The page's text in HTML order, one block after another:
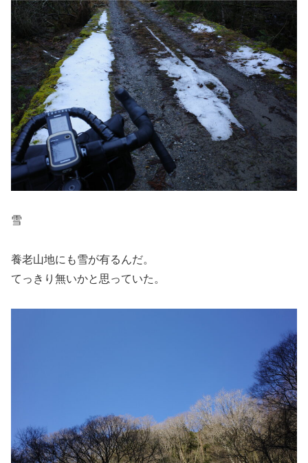
雪
養老山地にも雪が有るんだ。
てっきり無いかと思っていた。